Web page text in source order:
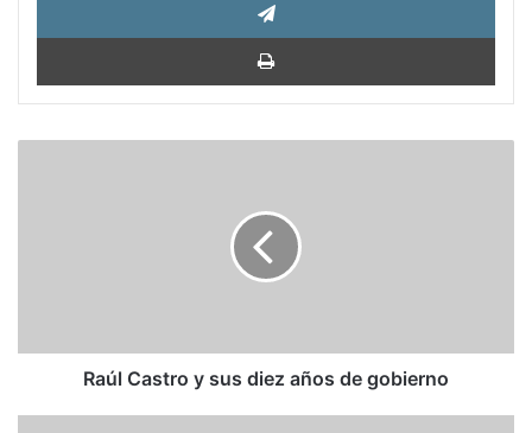
Raúl Castro y sus diez años de gobierno